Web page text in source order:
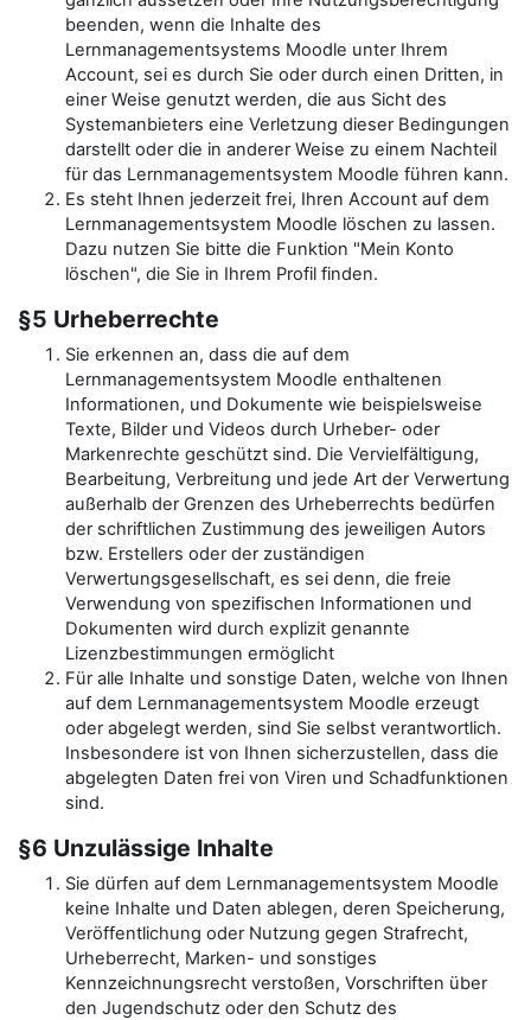
beenden, wenn die Inhalte des
Lernmanagementsystems Moodle unter Ihrem
Account, sei es durch Sie oder durch einen Dritten, in
einer Weise genutzt werden, die aus Sicht des
Systemanbieters eine Verletzung dieser Bedingungen
darstellt oder die in anderer Weise zu einem Nachteil
für das Lernmanagementsystem Moodle führen kann.
Es steht Ihnen jederzeit frei, Ihren Account auf dem
Lernmanagementsystem Moodle löschen zu lassen.
Dazu nutzen Sie bitte die Funktion "Mein Konto
löschen", die Sie in Ihrem Profil finden.
§5 Urheberrechte
Sie erkennen an, dass die auf dem
Lernmanagementsystem Moodle enthaltenen
Informationen, und Dokumente wie beispielsweise
Texte, Bilder und Videos durch Urheber- oder
Markenrechte geschützt sind. Die Vervielfältigung,
Bearbeitung, Verbreitung und jede Art der Verwertung
außerhalb der Grenzen des Urheberrechts bedürfen
der schriftlichen Zustimmung des jeweiligen Autors
bzw. Erstellers oder der zuständigen
Verwertungsgesellschaft, es sei denn, die freie
Verwendung von spezifischen Informationen und
Dokumenten wird durch explizit genannte
Lizenzbestimmungen ermöglicht
Für alle Inhalte und sonstige Daten, welche von Ihnen
auf dem Lernmanagementsystem Moodle erzeugt
oder abgelegt werden, sind Sie selbst verantwortlich.
Insbesondere ist von Ihnen sicherzustellen, dass die
abgelegten Daten frei von Viren und Schadfunktionen
sind.
§6 Unzulässige Inhalte
Sie dürfen auf dem Lernmanagementsystem Moodle
keine Inhalte und Daten ablegen, deren Speicherung,
Veröffentlichung oder Nutzung gegen Strafrecht,
Urheberrecht, Marken- und sonstiges
Kennzeichnungsrecht verstoßen, Vorschriften über
den Jugendschutz oder den Schutz des